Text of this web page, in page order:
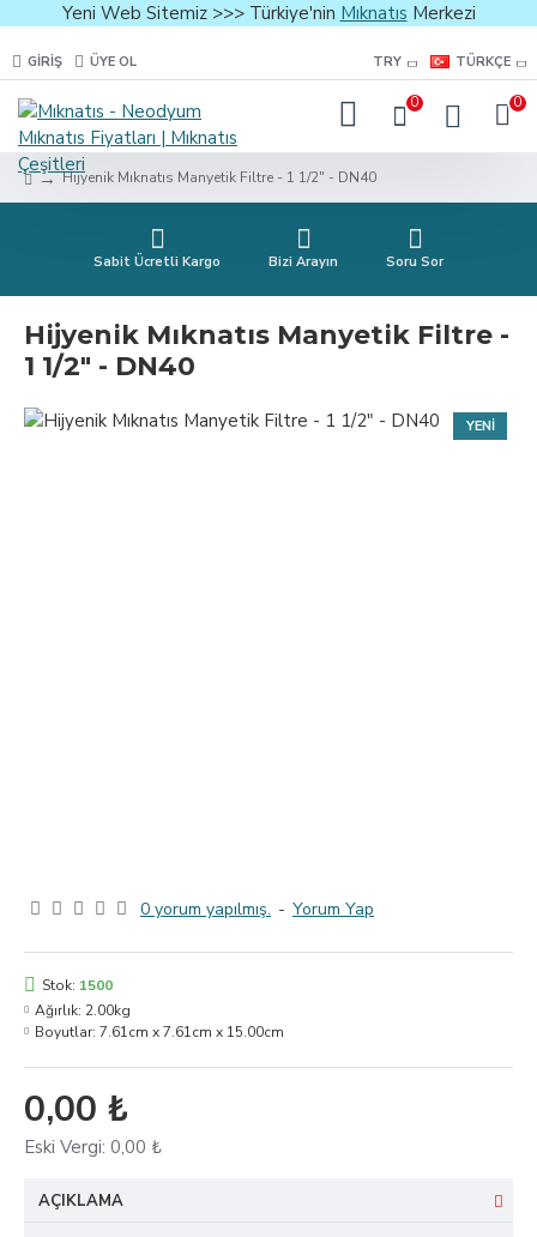
Yeni Web Sitemiz >>> Türkiye'nin Mıknatıs Merkezi
GIRIŞ ÜYE OL TRY TÜRKÇE
0 0
Hijyenik Mıknatıs Manyetik Filtre - 1 1/2″ - DN40
Sabit Ücretli Kargo Bizi Arayın Soru Sor
Hijyenik Mıknatıs Manyetik Filtre -
1 1/2″ - DN40
YENI
0 yorum yapılmış. - Yorum Yap
0,00 ₺
Eski Vergi: 0,00 ₺
Stok: 1500
Ağırlık: 2.00kg
Boyutlar: 7.61cm x 7.61cm x 15.00cm
AÇIKLAMA